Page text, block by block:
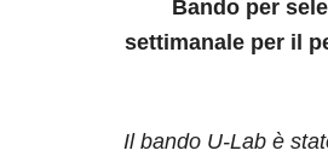
Bando per
settimanale per il
Il bando U-Lab è